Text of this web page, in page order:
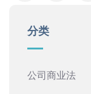
分类
公司商业法